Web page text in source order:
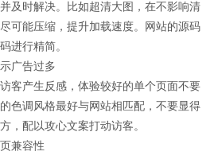
及时解决。比如超清大图，在不影响清
可能压缩，提升加载速度。网站的源码
进行精简。
广告过多
产生反感，体验较好的单个页面不要
色调风格最好与网站相匹配，不要显得
，配以攻心文案打动访客。
兼容性